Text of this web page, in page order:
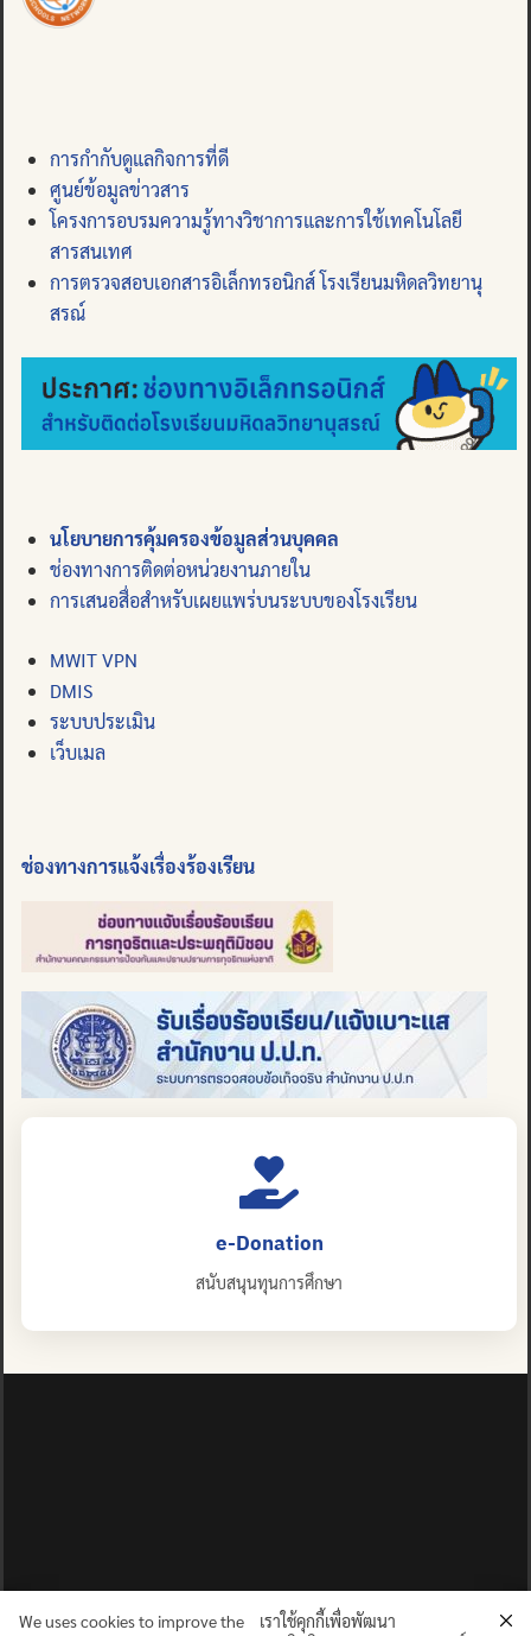
การกำกับดูแลกิจการที่ดี
ศูนย์ข้อมูลข่าวสาร
โครงการอบรมความรู้ทางวิชาการและการใช้เทคโนโลยี
สารสนเทศ
การตรวจสอบเอกสารอิเล็กทรอนิกส์ โรงเรียนมหิดลวิทยานุ
สรณ์
นโยบายการคุ้มครองข้อมูลส่วนบุคคล
ช่องทางการติดต่อหน่วยงานภายใน
การเสนอสื่อสำหรับเผยแพร่บนระบบของโรงเรียน
MWIT VPN
DMIS
ระบบประเมิน
เว็บเมล
ช่องทางการแจ้งเรื่องร้องเรียน
e-Donation
สนับสนุนทุนการศึกษา
We uses cookies to improve the
เราใช้คุกกี้เพื่อพัฒนา